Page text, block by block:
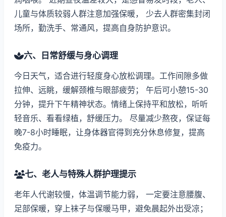
儿童与体质较弱人群注意加强保暖， 少去人群密集封闭
场所，勤洗手、常通风，提高自身防护意识。
六、日常舒缓与身心调理
今日天气，适合进行轻度身心放松调理。工作间隙多做
拉伸、远眺，缓解颈椎与眼部疲劳； 午后可小憩15-30
分钟，提升下午精神状态。情绪上保持平和放松，听听
轻音乐、看看绿植，舒缓压力。 尽量减少熬夜，保证每
晚7-8小时睡眠，让身体器官得到充分休息修复，提高
免疫力。
七、老人与特殊人群护理提示
老年人代谢较慢，体温调节能力弱， 一定要注意腰腹、
足部保暖，穿上袜子与保暖马甲，避免晨起外出受凉；